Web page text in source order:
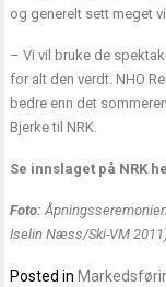
og generelt sett meget
– Vi vil bruke de
for alt den verdt. NHO
bedre enn det
Bjerke til NRK.
Se innslaget på NRK
Foto:
Iselin Næss/Ski-VM
Posted in